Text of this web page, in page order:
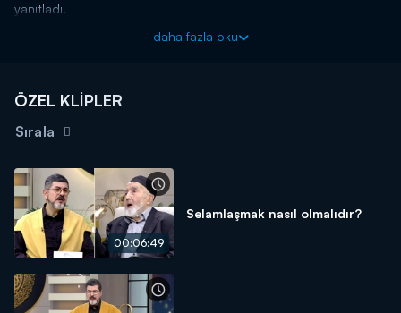
yanıtladı.
daha fazla oku
ÖZEL KLİPLER
Sırala
00:06:49
Selamlaşmak nasıl olmalıdır?